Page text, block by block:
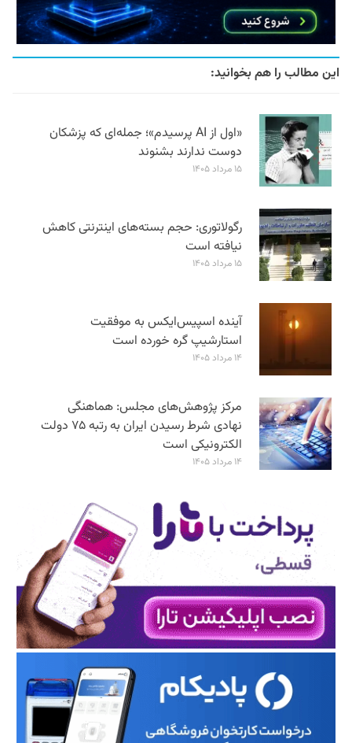
این مطالب را هم بخوانید:
«اول از AI پرسیدم»؛ جمله‌ای که پزشکان
دوست ندارند بشنوند
۱۵ مرداد ۱۴۰۵
رگولاتوری: حجم بسته‌های اینترنتی کاهش
نیافته است
۱۵ مرداد ۱۴۰۵
آینده اسپیس‌ایکس به موفقیت
استارشیپ گره خورده است
۱۴ مرداد ۱۴۰۵
مرکز پژوهش‌های مجلس: هماهنگی
نهادی شرط رسیدن ایران به رتبه ۷۵ دولت
الکترونیکی است
۱۴ مرداد ۱۴۰۵